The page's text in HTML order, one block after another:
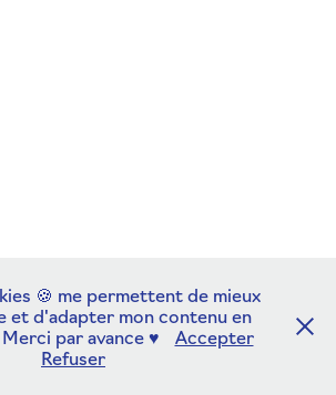
🍪 me permettent de mieux
et d'adapter mon contenu en
par avance ♥︎
Accepter
Refuser